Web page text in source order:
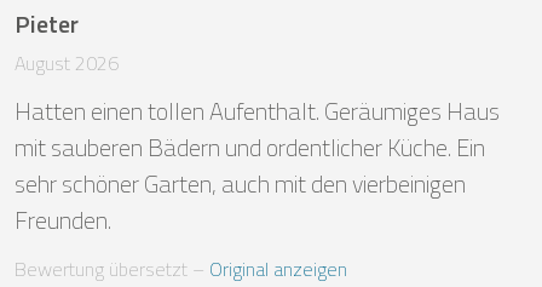
Pieter
August 2026
Hatten einen tollen Aufenthalt. Geräumiges Haus
mit sauberen Bädern und ordentlicher Küche. Ein
sehr schöner Garten, auch mit den vierbeinigen
Freunden.
Bewertung übersetzt – Original anzeigen